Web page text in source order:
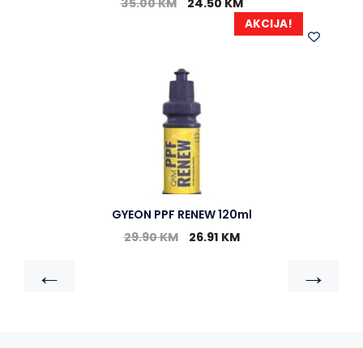
AKCIJA!
GYEON PPF RENEW 120ml
29.90KM 26.91 KM
← →